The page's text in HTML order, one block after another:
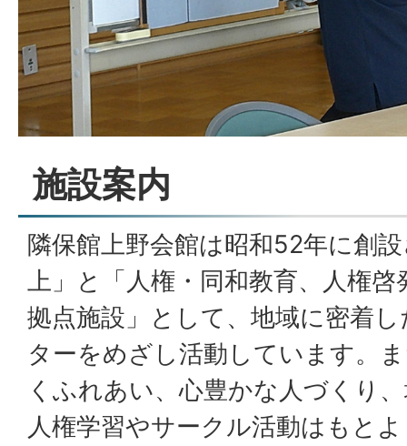
施設案内
隣保館上野会館は昭和52年に創
上」と「人権・同和教育、人権
拠点施設」として、地域に密着
ターをめざし活動しています。
くふれあい、心豊かな人づくり
人権学習やサークル活動はもと